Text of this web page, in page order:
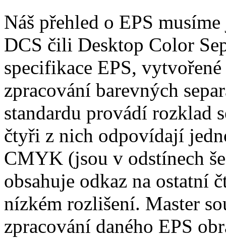
Náš přehled o EPS
DCS čili Desktop Color
specifikace EPS,
zpracování barevných
standardu provádí rozklad
čtyři z nich odpovídají
CMYK (jsou v odstínech
obsahuje odkaz na ostatní
nízkém rozlišení. Master
zpracování daného EPS